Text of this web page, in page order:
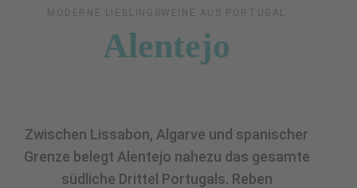
MODERNE LIEBLINGSWEINE AUS PORTUGAL
Alentejo
Zwischen Lissabon, Algarve und spanischer
Grenze belegt Alentejo nahezu das gesamte
südliche Drittel Portugals. Reben